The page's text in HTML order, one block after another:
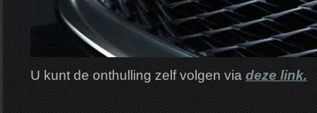
U kunt de onthulling zelf volgen via deze link.